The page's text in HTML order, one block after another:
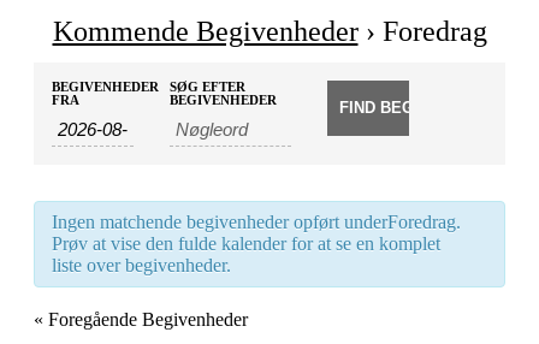
Kommende Begivenheder› Foredrag
Begivenheder
Search
and
Navigation
Søg
BEGIVENHEDER
FRA
SØG EFTER
BEGIVENHEDER
Ingen matchende begivenheder opført underForedrag.
Prøv at vise den fulde kalender for at se en komplet
liste over begivenheder.
« Foregående Begivenheder